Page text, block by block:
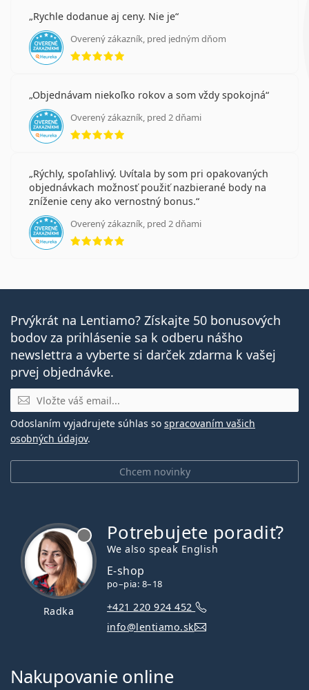
Rychle dodanue aj ceny. Nie je
Overený zákazník, pred jedným dňom
hodnotenie 5 z 5
Objednávam niekoľko rokov a som vždy spokojná
Overený zákazník, pred 2 dňami
hodnotenie 5 z 5
Rýchly, spoľahlivý. Uvítala by som pri opakovaných
objednávkach možnosť použiť nazbierané body na
zníženie ceny ako vernostný bonus.
Overený zákazník, pred 2 dňami
hodnotenie 5 z 5
Prvýkrát na Lentiamo? Získajte 50 bonusových
bodov za prihlásenie sa k odberu nášho
newslettra a vyberte si darček zdarma k vašej
prvej objednávke.
E-mail
Chcem novinky
Odoslaním vyjadrujete súhlas so spracovaním vašich
osobných údajov.
Radka
Potrebujete poradiť?
We also speak English
E-shop
po–pia: 8–18
+421 220 924 452
info@lentiamo.sk
Nakupovanie online